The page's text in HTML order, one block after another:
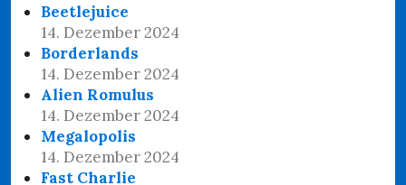
Beetlejuice
14. Dezember 2024
Borderlands
14. Dezember 2024
Alien Romulus
14. Dezember 2024
Megalopolis
14. Dezember 2024
Fast Charlie